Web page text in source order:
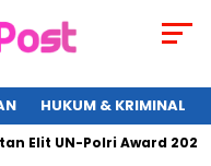
HUKUM & KRIMINAL
UN-Polri Award 2025